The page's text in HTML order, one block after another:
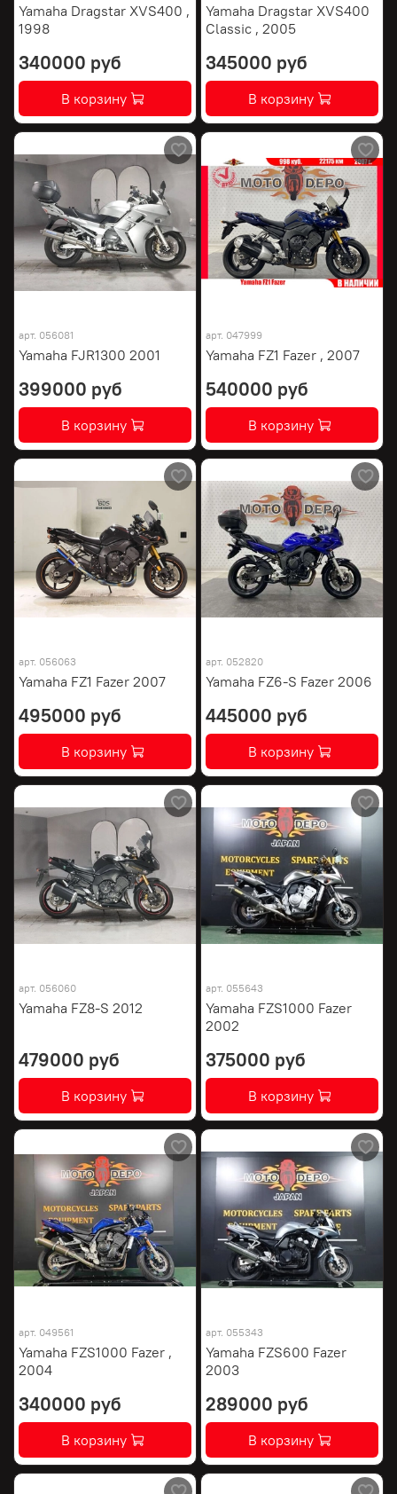
Yamaha Dragstar XVS400 ,
1998
340000 руб
В корзину
Yamaha Dragstar XVS400
Classic , 2005
345000 руб
В корзину
арт. 056081
Yamaha FJR1300 2001
399000 руб
В корзину
арт. 047999
Yamaha FZ1 Fazer , 2007
540000 руб
В корзину
арт. 056063
Yamaha FZ1 Fazer 2007
495000 руб
В корзину
арт. 052820
Yamaha FZ6-S Fazer 2006
445000 руб
В корзину
арт. 056060
Yamaha FZ8-S 2012
479000 руб
В корзину
арт. 055643
Yamaha FZS1000 Fazer
2002
375000 руб
В корзину
арт. 049561
Yamaha FZS1000 Fazer ,
2004
340000 руб
В корзину
арт. 055343
Yamaha FZS600 Fazer
2003
289000 руб
В корзину